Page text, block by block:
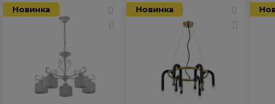
Новинка Новинка